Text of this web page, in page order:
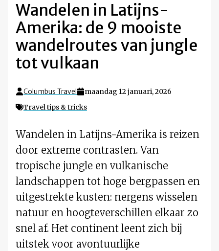
Wandelen in Latijns-
Amerika: de 9 mooiste
wandelroutes van jungle
tot vulkaan
Columbus Travel
maandag 12 januari, 2026
Travel tips & tricks
Wandelen in Latijns-Amerika is reizen
door extreme contrasten. Van
tropische jungle en vulkanische
landschappen tot hoge bergpassen en
uitgestrekte kusten: nergens wisselen
natuur en hoogteverschillen elkaar zo
snel af. Het continent leent zich bij
uitstek voor avontuurlijke